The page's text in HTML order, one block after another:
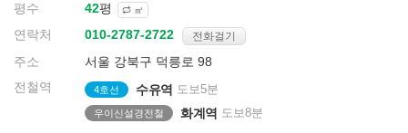
평수
평 ㎡
연락처 전화걸기
주소
서울 강북구 덕릉로 98
전철역
4호선 수유역 도보5분
우이신설경전철 화계역 도보8분